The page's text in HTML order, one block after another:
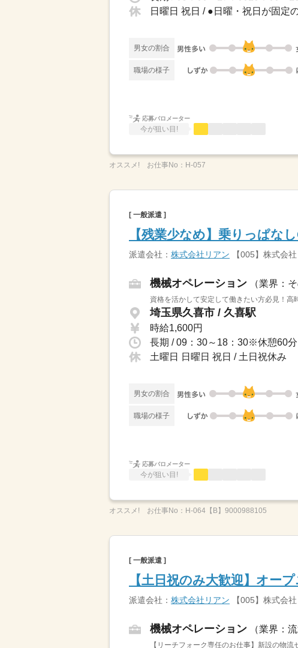
日曜日 祝日 / ●日曜・祝日が固
男女の割合
職場の様子
応募バロメーター
今が狙い目!
オススメ! お仕事No： H-057
[ 一般派遣 ]
【残業少なめ】乗りっぱな
派遣会社： 株式会社リアン 【005】株式会
機械オペレーション （業界：
資格を活かして安定して働きたい方必見！
埼玉県久喜市 / 久喜駅
時給1,600円
長期 / 09：30～18：30※休憩60
土曜日 日曜日 祝日 / 土日祝休み
男女の割合
職場の様子
応募バロメーター
今が狙い目!
オススメ! お仕事No： H-064【B】9000988105
[ 一般派遣 ]
【土日祝のみ大歓迎】オー
派遣会社： 株式会社リアン 【005】株式会
機械オペレーション （業界：
【リーチフォーク専任のお仕事】新設の物